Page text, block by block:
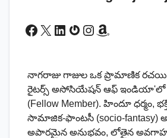
Facebook
X LinkedIn
Gravatar
Instagram
Amazon
నాగరాజు గాజుల ఒక ప్రామాణిక
రైటర్స్ అసోసియేషన్ ఆఫ్ ఇండియా'లో
(Fellow Member). హిందూ ధర్మం,
సామాజిక-ఫాంటసీ (socio-fantasy)
అపారమైన అనుభవం, లోతైన